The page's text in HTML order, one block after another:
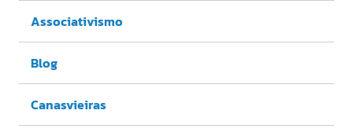
Associativismo
Blog
Canasvieiras